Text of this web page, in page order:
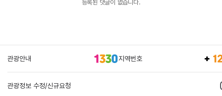
등록된 댓글이 없습니다.
관광안내 지역번호
관광정보 수정/신규요청